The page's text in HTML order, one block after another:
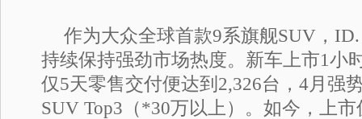
作为大众全球首款9系旗舰SUV，
持续保持强劲市场热度。新车上市1小
仅5天零售交付便达到2,326台，4月强
SUV Top3（*30万以上）。如今，上